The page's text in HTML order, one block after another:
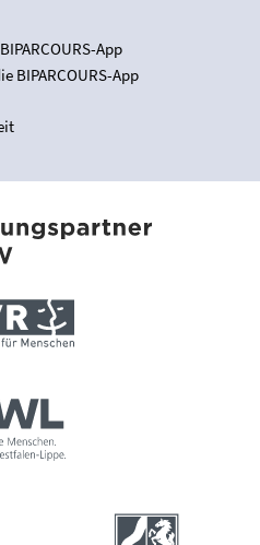
App
BIPARCOURS-App